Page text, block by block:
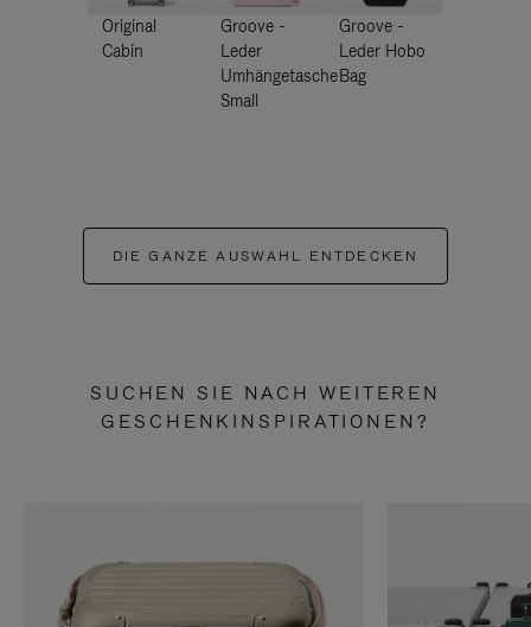
Original
Cabin
Groove -
Leder
Umhängetasche
Small
Groove -
Leder Hobo
Bag
DIE GANZE AUSWAHL ENTDECKEN
SUCHEN SIE NACH WEITEREN
GESCHENKINSPIRATIONEN?